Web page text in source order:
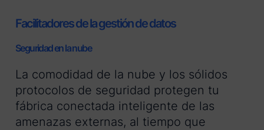
Facilitadores de la gestión de datos
Seguridad en la nube
La comodidad de la nube y los sólidos
protocolos de seguridad protegen tu
fábrica conectada inteligente de las
amenazas externas, al tiempo que